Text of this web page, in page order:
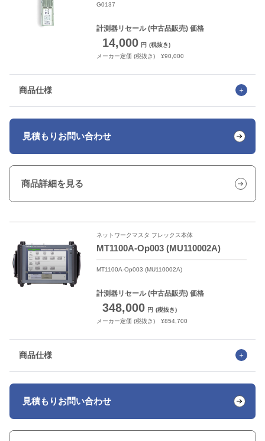
G0137
計測器リセール(中古品販売) 価格
14,000 円 (税抜き)
メーカー定価 (税抜き) ¥90,000
商品仕様
見積もり お問い合わせ
商品詳細を見る
ネットワークマスタ フレックス本体
MT1100A-Op003 (MU110002A)
MT1100A-Op003 (MU110002A)
計測器リセール(中古品販売) 価格
348,000 円 (税抜き)
メーカー定価 (税抜き) ¥854,700
商品仕様
見積もり お問い合わせ